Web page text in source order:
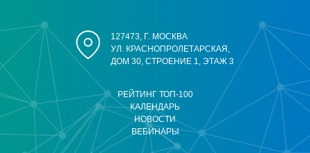
РЕЙТИНГ ТОП-100
КАЛЕНДАРЬ
НОВОСТИ
ВЕБИНАРЫ
127473, Г. МОСКВА
УЛ. КРАСНОПРОЛЕТАРСКАЯ,
ДОМ 30, СТРОЕНИЕ 1, ЭТАЖ 3